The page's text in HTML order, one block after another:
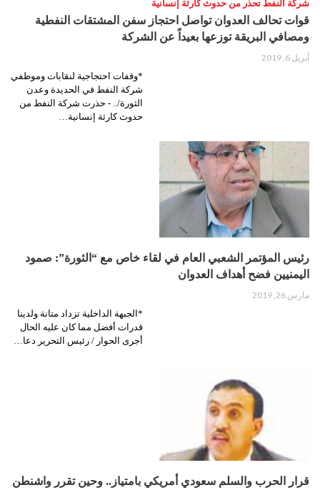
شركة النفط تحذر من حدوث كارثة إنسانية
قوات تحالف العدوان تواصل احتجاز سفن المشتقات النفطية
ومصافي البريقة توزعها بعيداً عن الشركة
أبريل 6, 2019
*وقفات احتجاجية لنقابات وموظفي
شركة النفط في الحديدة وعدن
الثورة/.. - حذرت شركة النفط من
حدوث كارثة إنسانية…
رئيس المؤتمر الشعبي العام في لقاء خاص مع “الثورة”: صمود
اليمنيين فضح أهداف العدوان
مارس 26, 2019
*الجبهة الداخلية تزداد متانة ولدينا
قدرات أفضل مما كان عليه الحال
أجرى الحوار / رئيس التحرير دعا…
قرار الحرب والسلم سعودي أمريكي بامتياز.. وحين تقرر واشنطن